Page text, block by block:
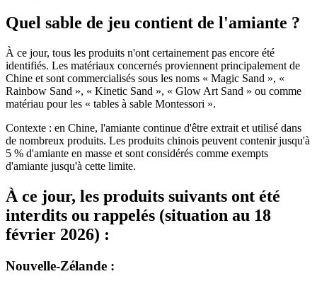
Quel sable de jeu contient de l'amiante ?
À ce jour, tous les produits n'ont certainement pas encore été
identifiés. Les matériaux concernés proviennent principalement de
Chine et sont commercialisés sous les noms « Magic Sand », «
Rainbow Sand », « Kinetic Sand », « Glow Art Sand » ou comme
matériau pour les « tables à sable Montessori ».
Contexte : en Chine, l'amiante continue d'être extrait et utilisé dans
de nombreux produits. Les produits chinois peuvent contenir jusqu'à
5 % d'amiante en masse et sont considérés comme exempts
d'amiante jusqu'à cette limite.
À ce jour, les produits suivants ont été
interdits ou rappelés (situation au 18
février 2026) :
Nouvelle-Zélande :